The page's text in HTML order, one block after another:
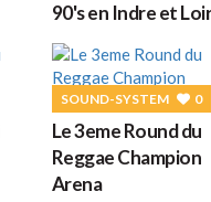
90's en Indre et
SOUND-SYSTEM 0
Le 3eme Round du
Reggae Champion
Arena